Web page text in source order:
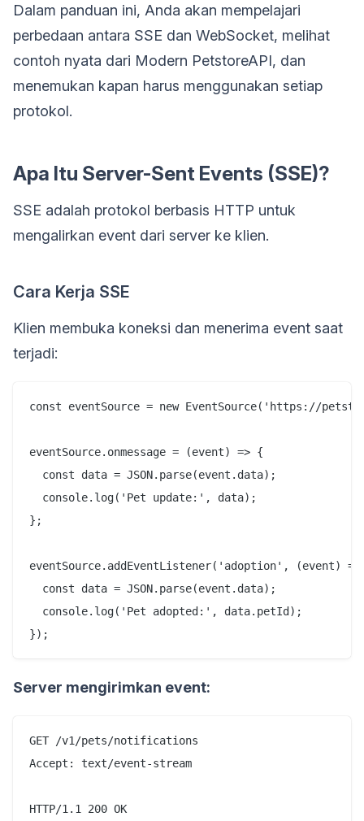
Dalam panduan ini, Anda akan mempelajari
perbedaan antara SSE dan WebSocket, melihat
contoh nyata dari Modern PetstoreAPI, dan
menemukan kapan harus menggunakan setiap
protokol.
Apa Itu Server-Sent Events (SSE)?
SSE adalah protokol berbasis HTTP untuk
mengalirkan event dari server ke klien.
Cara Kerja SSE
Klien membuka koneksi dan menerima event saat
terjadi:
const eventSource = new EventSource('https://
eventSource.onmessage = (event) => {
  const data = JSON.parse(event.data);
  console.log('Pet update:', data);
};
eventSource.addEventListener('adoption', (event)
  const data = JSON.parse(event.data);
  console.log('Pet adopted:', data.petId);
Server mengirimkan event:
GET /v1/pets/notifications
Accept: text/event-stream
HTTP/1.1 200 OK